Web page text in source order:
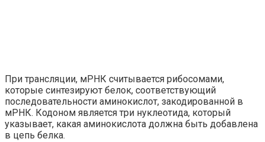
При трансляции, мРНК считывается рибосомами,
которые синтезируют белок, соответствующий
последовательности аминокислот, закодированной в
мРНК. Кодоном является три нуклеотида, который
указывает, какая аминокислота должна быть добавлена
в цепь белка.